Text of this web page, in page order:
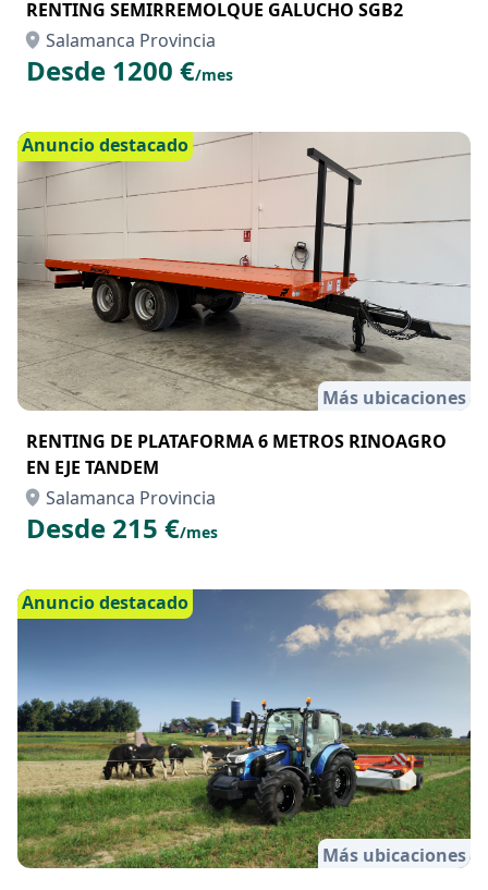
RENTING SEMIRREMOLQUE GALUCHO SGB2
Salamanca Provincia
Desde 1200 €/mes
Anuncio destacado
Más ubicaciones
RENTING DE PLATAFORMA 6 METROS RINOAGRO
EN EJE TANDEM
Salamanca Provincia
Desde 215 €/mes
Anuncio destacado
Más ubicaciones